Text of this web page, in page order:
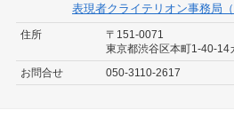
表現者クライテリオン事務局（
住所
〒151-0071
東京都渋谷区本町1-40-14
お問合せ
050-3110-2617